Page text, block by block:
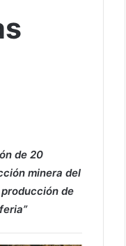
de 20
minera del
de